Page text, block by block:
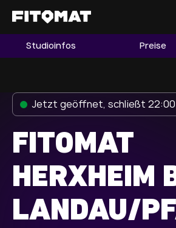
Gym
Franchise
Guide
Studioinfos Preise
Jetzt geöffnet, schließt 22:00
FITOMAT
HERXHEIM
LANDAU/